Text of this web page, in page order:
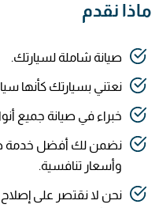
ماذا نقدم
صيانة شاملة لسيارتك.
نعتني بسيارتك كأنها
خبراء في صيانة جميع
نضمن لك أفضل خدمة
وأسعار تنافسية.
نحن لا نقتصر على